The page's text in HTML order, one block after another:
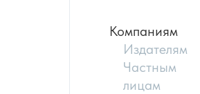
Компаниям
Издателям
Частным
лицам